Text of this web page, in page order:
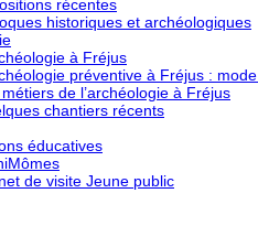
récentes
historiques et archéologiques
à Fréjus
préventive à Fréjus : mode
de l’archéologie à Fréjus
chantiers récents
éducatives
de visite Jeune public